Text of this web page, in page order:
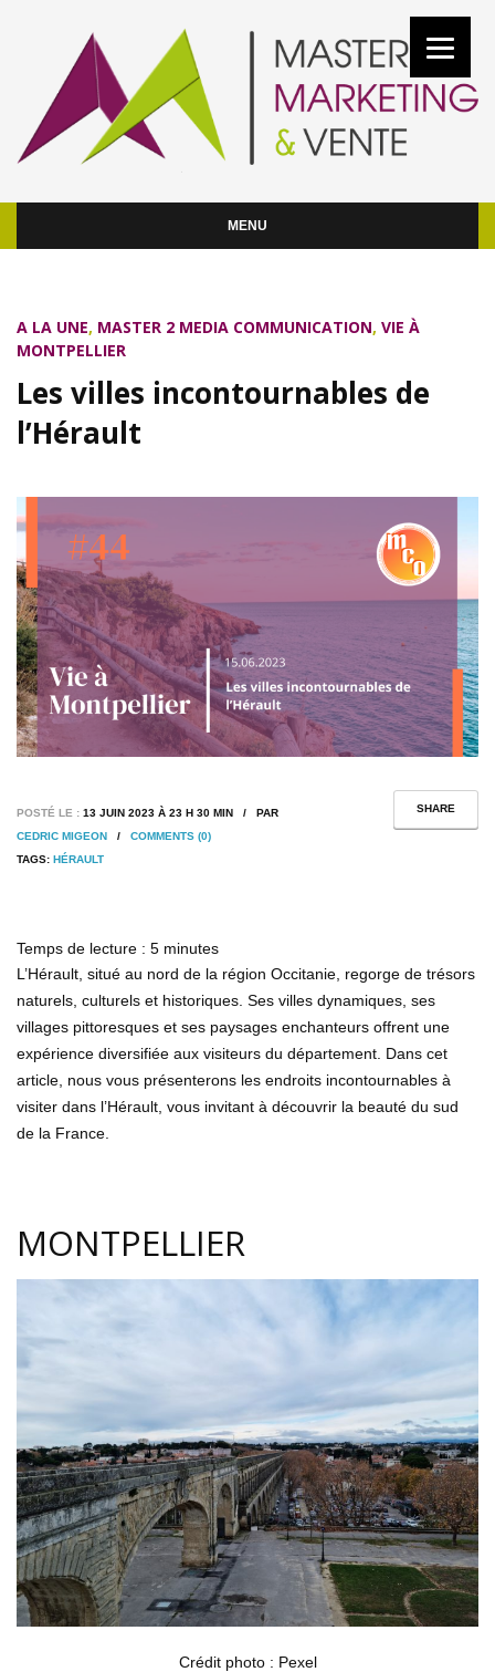
MENU
A LA UNE, MASTER 2 MEDIA COMMUNICATION, VIE À
MONTPELLIER
Les villes incontournables de
l’Hérault
SHARE
POSTÉ LE : 13 JUIN 2023 À 23 H 30 MIN / PAR
CEDRIC MIGEON / COMMENTS (0)
TAGS: HÉRAULT
Temps de lecture : 5 minutes
L’Hérault, situé au nord de la région Occitanie, regorge de trésors
naturels, culturels et historiques. Ses villes dynamiques, ses
villages pittoresques et ses paysages enchanteurs offrent une
expérience diversifiée aux visiteurs du département. Dans cet
article, nous vous présenterons les endroits incontournables à
visiter dans l’Hérault, vous invitant à découvrir la beauté du sud
de la France.
MONTPELLIER
Crédit photo : Pexel